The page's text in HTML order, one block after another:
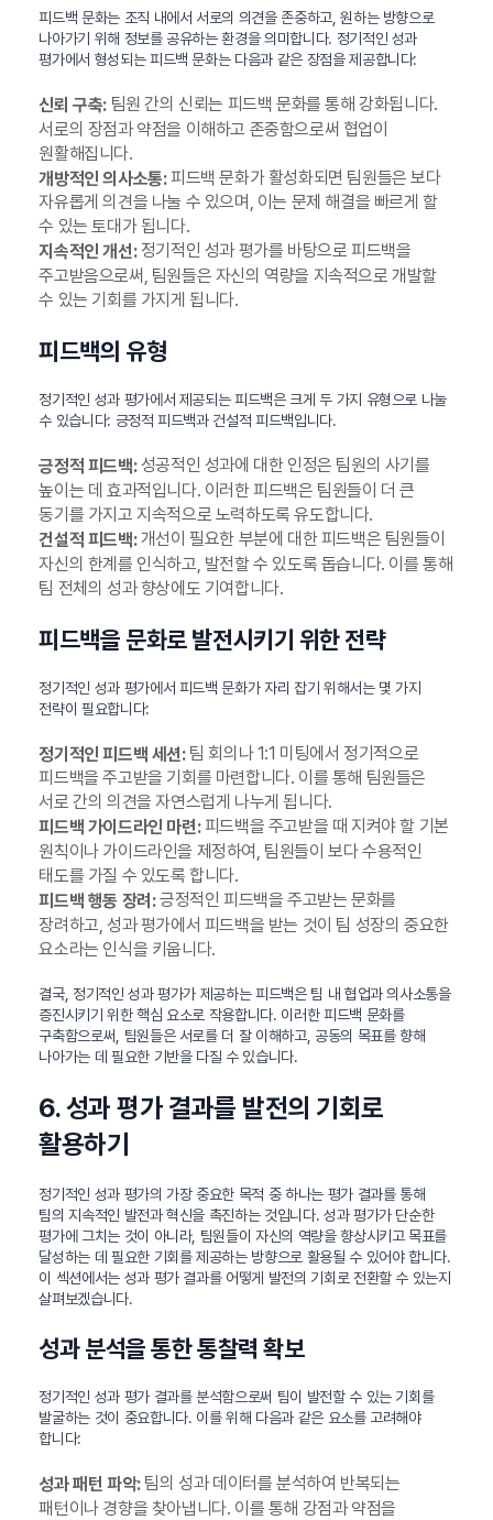
피드백 문화는 조직 내에서 서로의 의견을 존중하고, 원하는 방향으로
나아가기 위해 정보를 공유하는 환경을 의미합니다. 정기적인 성과
평가에서 형성되는 피드백 문화는 다음과 같은 장점을 제공합니다:
신뢰 구축:팀원 간의 신뢰는 피드백 문화를 통해 강화됩니다.
서로의 장점과 약점을 이해하고 존중함으로써 협업이
원활해집니다.
개방적인 의사소통:피드백 문화가 활성화되면 팀원들은 보다
자유롭게 의견을 나눌 수 있으며, 이는 문제 해결을 빠르게 할
수 있는 토대가 됩니다.
지속적인 개선:정기적인 성과 평가를 바탕으로 피드백을
주고받음으로써, 팀원들은 자신의 역량을 지속적으로 개발할
수 있는 기회를 가지게 됩니다.
피드백의 유형
정기적인 성과 평가에서 제공되는 피드백은 크게 두 가지 유형으로 나눌
수 있습니다: 긍정적 피드백과 건설적 피드백입니다.
긍정적 피드백:성공적인 성과에 대한 인정은 팀원의 사기를
높이는 데 효과적입니다. 이러한 피드백은 팀원들이 더 큰
동기를 가지고 지속적으로 노력하도록 유도합니다.
건설적 피드백:개선이 필요한 부분에 대한 피드백은 팀원들이
자신의 한계를 인식하고, 발전할 수 있도록 돕습니다. 이를 통해
팀 전체의 성과 향상에도 기여합니다.
피드백을 문화로 발전시키기 위한 전략
정기적인 성과 평가에서 피드백 문화가 자리 잡기 위해서는 몇 가지
전략이 필요합니다:
정기적인 피드백 세션:팀 회의나 1:1 미팅에서 정기적으로
피드백을 주고받을 기회를 마련합니다. 이를 통해 팀원들은
서로 간의 의견을 자연스럽게 나누게 됩니다.
피드백 가이드라인 마련:피드백을 주고받을 때 지켜야 할 기본
원칙이나 가이드라인을 제정하여, 팀원들이 보다 수용적인
태도를 가질 수 있도록 합니다.
피드백 행동 장려:긍정적인 피드백을 주고받는 문화를
장려하고, 성과 평가에서 피드백을 받는 것이 팀 성장의 중요한
요소라는 인식을 키웁니다.
결국, 정기적인 성과 평가가 제공하는 피드백은 팀 내 협업과 의사소통을
증진시키기 위한 핵심 요소로 작용합니다. 이러한 피드백 문화를
구축함으로써, 팀원들은 서로를 더 잘 이해하고, 공동의 목표를 향해
나아가는 데 필요한 기반을 다질 수 있습니다.
6. 성과 평가 결과를 발전의 기회로
활용하기
정기적인 성과 평가의 가장 중요한 목적 중 하나는 평가 결과를 통해
팀의 지속적인 발전과 혁신을 촉진하는 것입니다. 성과 평가가 단순한
평가에 그치는 것이 아니라, 팀원들이 자신의 역량을 향상시키고 목표를
달성하는 데 필요한 기회를 제공하는 방향으로 활용될 수 있어야 합니다.
이 섹션에서는 성과 평가 결과를 어떻게 발전의 기회로 전환할 수 있는지
살펴보겠습니다.
성과 분석을 통한 통찰력 확보
정기적인 성과 평가 결과를 분석함으로써 팀이 발전할 수 있는 기회를
발굴하는 것이 중요합니다. 이를 위해 다음과 같은 요소를 고려해야
합니다:
성과 패턴 파악:팀의 성과 데이터를 분석하여 반복되는
패턴이나 경향을 찾아냅니다. 이를 통해 강점과 약점을